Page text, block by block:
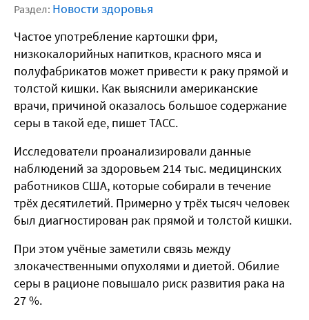
Раздел: Новости здоровья
Частое употребление картошки фри,
низкокалорийных напитков, красного мяса и
полуфабрикатов может привести к раку прямой и
толстой кишки. Как выяснили американские
врачи, причиной оказалось большое содержание
серы в такой еде, пишет ТАСС.
Исследователи проанализировали данные
наблюдений за здоровьем 214 тыс. медицинских
работников США, которые собирали в течение
трёх десятилетий. Примерно у трёх тысяч человек
был диагностирован рак прямой и толстой кишки.
При этом учёные заметили связь между
злокачественными опухолями и диетой. Обилие
серы в рационе повышало риск развития рака на
27 %.